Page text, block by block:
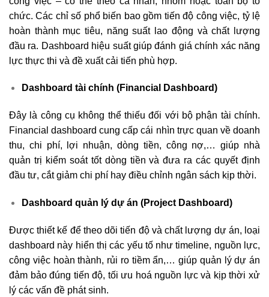
chức. Các chỉ số phổ biến bao gồm tiến độ công việc, tỷ lệ
hoàn thành mục tiêu, năng suất lao động và chất lượng
đầu ra. Dashboard hiệu suất giúp đánh giá chính xác năng
lực thực thi và đề xuất cải tiến phù hợp.
Dashboard tài chính (Financial Dashboard)
Đây là công cụ không thể thiếu đối với bộ phận tài chính.
Financial dashboard cung cấp cái nhìn trực quan về doanh
thu, chi phí, lợi nhuận, dòng tiền, công nợ,… giúp nhà
quản trị kiểm soát tốt dòng tiền và đưa ra các quyết định
đầu tư, cắt giảm chi phí hay điều chỉnh ngân sách kịp thời.
Dashboard quản lý dự án (Project Dashboard)
Được thiết kế để theo dõi tiến độ và chất lượng dự án, loại
dashboard này hiển thị các yếu tố như timeline, nguồn lực,
công việc hoàn thành, rủi ro tiềm ẩn,… giúp quản lý dự án
đảm bảo đúng tiến độ, tối ưu hoá nguồn lực và kịp thời xử
lý các vấn đề phát sinh.